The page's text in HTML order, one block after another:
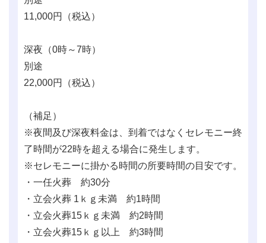
11,000円（税込）
深夜（0時～7時）
別途
22,000円（税込）
（補足）
※夜間及び深夜料金は、到着ではなくセレモニー終
了時間が22時を超える場合に発生します。
※セレモニーに掛かる時間の所要時間の目安です。
・一任火葬 約30分
・立会火葬 1ｋｇ未満 約1時間
・立会火葬15ｋｇ未満 約2時間
・立会火葬15ｋｇ以上 約3時間